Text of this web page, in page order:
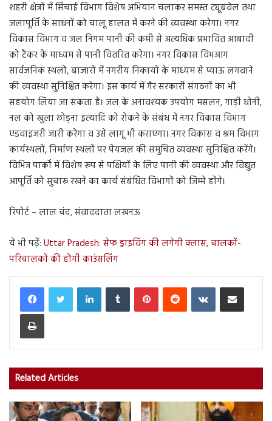
शहरी क्षेत्रों में सिंचाई विभाग विशेष अभियान चलाकर समस्त ट्यूबवेल तथा
जलापूर्ति के साधनों को चालू हालत में करने की व्यवस्था करेगा। नगर
विकास विभाग व जल निगम पानी की कमी से अत्यधिक प्रभावित आबादी
को टैंकर के माध्यम से पानी वितरित करेगा। नगर विकास विभआग
सार्वजनिक स्थलों, बाजारों में नगरीय निकायों के माध्यम से प्याऊ लगवाने
की व्यवस्था सुनिश्चित करेगा। इस कार्य में गैर सरकारी संगठनों का भी
सहयोग लिया जा सकता है। जल के अनावश्यक उपयोग मसलन, गाड़ी धोनी,
नल को खुला छोड़ना इत्यादि को रोकने के संबंध में नगर विकास विभाग
एडवाइजरी जारी करेगा व उसे लागू भी कराएगा। नगर विकास व श्रम विभाग
कार्यस्थलों, निर्माण स्थलों पर पेयजल की समुचित व्यवस्था सुनिश्चित करेंगे।
विभिन्न पार्कों में विशेष रूप से पक्षियों के लिए पानी की व्यवस्था और विद्युत
आपूर्ति को सुचारू रखने का कार्य संबंधित विभागों को जिम्मे होंगे।
रिपोर्ट – लाल चंद, संवाददाता लखनऊ
ये भी पढ़ें: Uttar Pradesh: सेफ ड्राइविंग की लगेगी क्लास, चालकों-
परिचालकों की होगी काउंसलिंग
LinkedInTumblr PinterestReddit VKontakteShare via Email
Print
Related Articles